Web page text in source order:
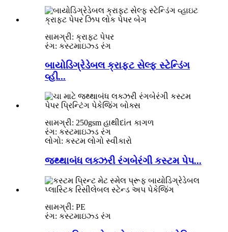
સામગ્રી: ક્રાફ્ટ પેપર
રંગ: કસ્ટમાઇઝ્ડ રંગ
બાયોડિગ્રેડેબલ ક્રાફ્ટ સેલ્ફ સ્ટેન્ડિંગ
વ્હી...
સામગ્રી: 250gsm હાથીદાંત કાગળ
રંગ: કસ્ટમાઇઝ્ડ રંગ
લોગો: કસ્ટમ લોગો સ્વીકારો
જથ્થાબંધ લક્ઝરી રંગબેરંગી કસ્ટમ પેપ...
સામગ્રી: PE
રંગ: કસ્ટમાઇઝ્ડ રંગ